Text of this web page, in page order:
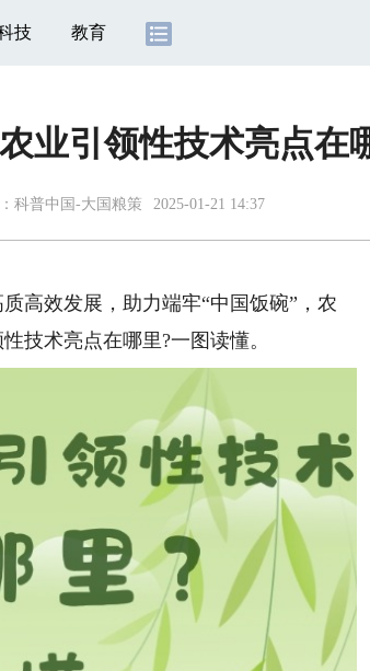
技 教育
农业引领性技术亮点在
科普中国-大国粮策 2025-01-21 14:37
高效发展，助力端牢“中国饭碗”，农
技术亮点在哪里?一图读懂。